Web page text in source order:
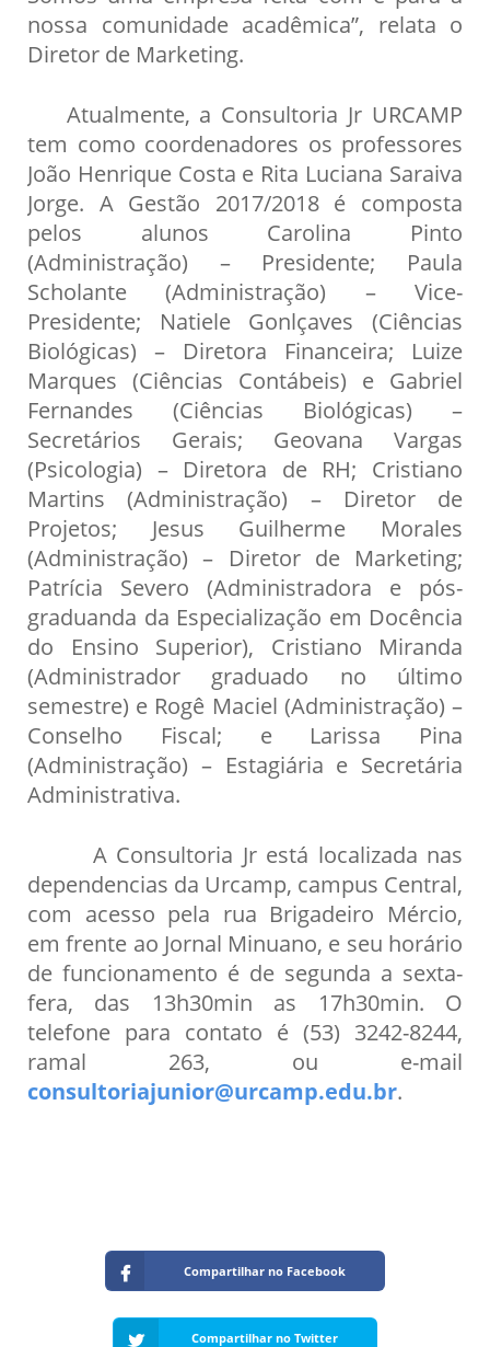
nossa comunidade acadêmica”, relata o
Diretor de Marketing.
Atualmente, a Consultoria Jr URCAMP
tem como coordenadores os professores
João Henrique Costa e Rita Luciana Saraiva
Jorge. A Gestão 2017/2018 é composta
pelos alunos Carolina Pinto
(Administração) – Presidente; Paula
Scholante (Administração) – Vice-
Presidente; Natiele Gonlçaves (Ciências
Biológicas) – Diretora Financeira; Luize
Marques (Ciências Contábeis) e Gabriel
Fernandes (Ciências Biológicas) –
Secretários Gerais; Geovana Vargas
(Psicologia) – Diretora de RH; Cristiano
Martins (Administração) – Diretor de
Projetos; Jesus Guilherme Morales
(Administração) – Diretor de Marketing;
Patrícia Severo (Administradora e pós-
graduanda da Especialização em Docência
do Ensino Superior), Cristiano Miranda
(Administrador graduado no último
semestre) e Rogê Maciel (Administração) –
Conselho Fiscal; e Larissa Pina
(Administração) – Estagiária e Secretária
Administrativa.
A Consultoria Jr está localizada nas
dependencias da Urcamp, campus Central,
com acesso pela rua Brigadeiro Mércio,
em frente ao Jornal Minuano, e seu horário
de funcionamento é de segunda a sexta-
fera, das 13h30min as 17h30min. O
telefone para contato é (53) 3242-8244,
ramal 263, ou e-mail
consultoriajunior@urcamp.edu.br.
Compartilhar no Facebook
Compartilhar no Twitter